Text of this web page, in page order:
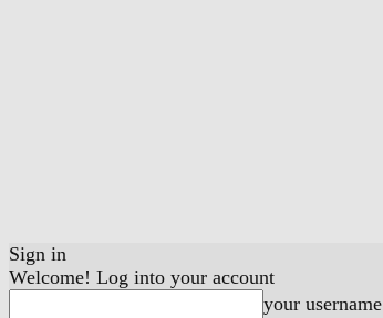
Sign in
Welcome! Log into your account
your username